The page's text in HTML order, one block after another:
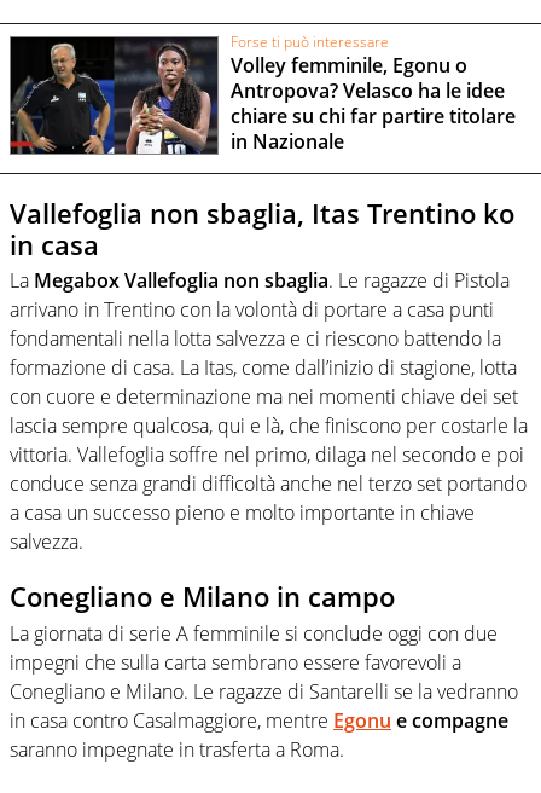
Forse ti può interessare
Volley femminile, Egonu o
Antropova? Velasco ha le idee
chiare su chi far partire titolare
in Nazionale
Vallefoglia non sbaglia, Itas Trentino ko
in casa
La Megabox Vallefoglia non sbaglia. Le ragazze di Pistola
arrivano in Trentino con la volontà di portare a casa punti
fondamentali nella lotta salvezza e ci riescono battendo la
formazione di casa. La Itas, come dall’inizio di stagione, lotta
con cuore e determinazione ma nei momenti chiave dei set
lascia sempre qualcosa, qui e là, che finiscono per costarle la
vittoria. Vallefoglia soffre nel primo, dilaga nel secondo e poi
conduce senza grandi difficoltà anche nel terzo set portando
a casa un successo pieno e molto importante in chiave
salvezza.
Conegliano e Milano in campo
La giornata di serie A femminile si conclude oggi con due
impegni che sulla carta sembrano essere favorevoli a
Conegliano e Milano. Le ragazze di Santarelli se la vedranno
in casa contro Casalmaggiore, mentre Egonu e compagne
saranno impegnate in trasferta a Roma.